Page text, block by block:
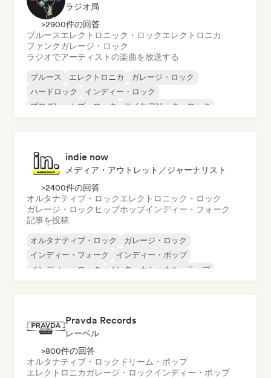
ラジオ局
>2900件の回答
ブルースエレクトロニック・ロックエレクトロニカ
ファンクガレージ・ロック
ラジオでアーティストの楽曲を放送する
ブルース エレクトロニカ
ガレージ・ロック
ハードロック
インディー・ロック
プログレッシブ・ロック
サイケデリック・ロック
indie now
メディア・アウトレット／ジャーナリスト
>2400件の回答
オルタナティブ・ロックエレクトロニック・ロック
ガレージ・ロック ヒップホップインディー・フォーク
記事を投稿
オルタナティブ・ロック
ガレージ・ロック
インディー・フォーク
インディー・ポップ
インディー・ロック
インターナショナル・ラップ
Pravda Records
レーベル
>800件の回答
オルタナティブ・ロック ドリーム・ポップ
エレクトロニカガレージ・ロックインディー・ポップ